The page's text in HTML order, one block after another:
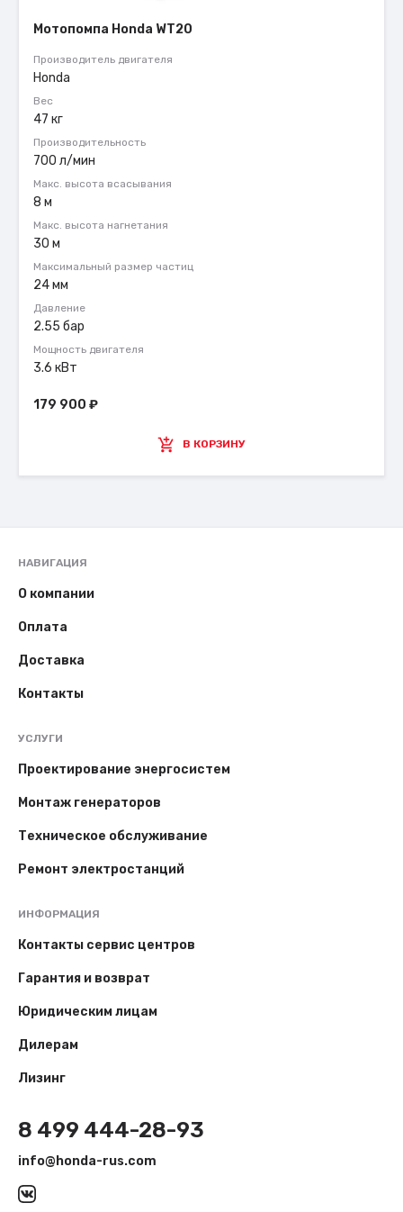
Мотопомпа Honda WT20
Производитель двигателя
Honda
Вес
47 кг
Производительность
700 л/мин
Макс. высота всасывания
8 м
Макс. высота нагнетания
30 м
Максимальный размер частиц
24 мм
Давление
2.55 бар
Мощность двигателя
3.6 кВт
179 900 ₽
В КОРЗИНУ
НАВИГАЦИЯ
О компании
Оплата
Доставка
Контакты
УСЛУГИ
Проектирование энергосистем
Монтаж генераторов
Техническое обслуживание
Ремонт электростанций
ИНФОРМАЦИЯ
Контакты сервис центров
Гарантия и возврат
Юридическим лицам
Дилерам
Лизинг
8 499 444-28-93
info@honda-rus.com